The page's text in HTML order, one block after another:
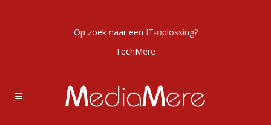
Op zoek naar een IT-oplossing?
TechMere